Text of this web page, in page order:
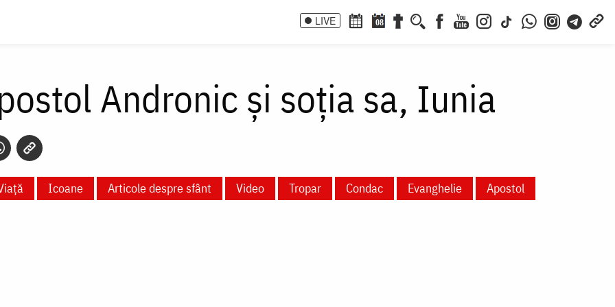
LIVE 08
Andronic și soția sa, Iunia
Icoane Articole despre sfânt Video Tropar Condac Evanghelie Apostol